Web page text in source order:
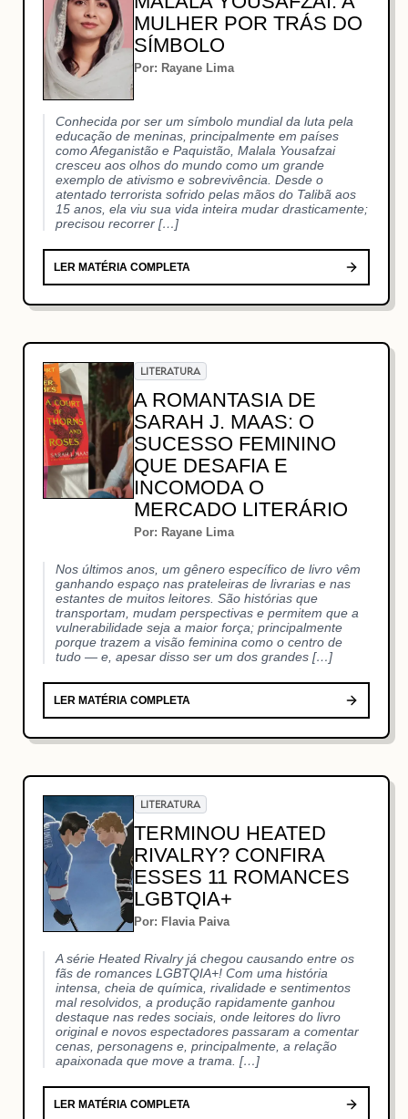
MULHER POR TRÁS DO
SÍMBOLO
Por: Rayane Lima
Conhecida por ser um símbolo mundial da luta pela
educação de meninas, principalmente em países
como Afeganistão e Paquistão, Malala Yousafzai
cresceu aos olhos do mundo como um grande
exemplo de ativismo e sobrevivência. Desde o
atentado terrorista sofrido pelas mãos do Talibã aos
15 anos, ela viu sua vida inteira mudar drasticamente;
precisou recorrer […]
LER MATÉRIA COMPLETA
LITERATURA
A ROMANTASIA DE
SARAH J. MAAS: O
SUCESSO FEMININO
QUE DESAFIA E
INCOMODA O
MERCADO LITERÁRIO
Por: Rayane Lima
Nos últimos anos, um gênero específico de livro vêm
ganhando espaço nas prateleiras de livrarias e nas
estantes de muitos leitores. São histórias que
transportam, mudam perspectivas e permitem que a
vulnerabilidade seja a maior força; principalmente
porque trazem a visão feminina como o centro de
tudo — e, apesar disso ser um dos grandes […]
LER MATÉRIA COMPLETA
LITERATURA
TERMINOU HEATED
RIVALRY? CONFIRA
ESSES 11 ROMANCES
LGBTQIA+
Por: Flavia Paiva
A série Heated Rivalry já chegou causando entre os
fãs de romances LGBTQIA+! Com uma história
intensa, cheia de química, rivalidade e sentimentos
mal resolvidos, a produção rapidamente ganhou
destaque nas redes sociais, onde leitores do livro
original e novos espectadores passaram a comentar
cenas, personagens e, principalmente, a relação
apaixonada que move a trama. […]
LER MATÉRIA COMPLETA